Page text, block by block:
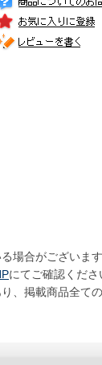
場合がございます
にてご確認くださ
、掲載商品全て